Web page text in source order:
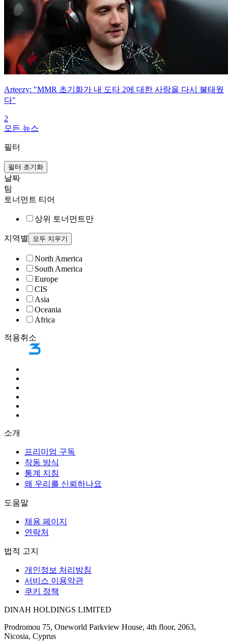
Arteezy: "MMR 초기화가 내 도타 2에 대한 사랑을 다시 불태웠
다"
2
모든 뉴스
필터
필터 초기화
날짜
팀
토너먼트 티어
상위 토너먼트만
지역별 모두 지우기
North America
South America
Europe
CIS
Asia
Oceania
Africa
적용취소
소개
프리미엄 구독
작동 방식
통계 지침
왜 우리를 신뢰하나요
도움말
채용 페이지
연락처
법적 고지
개인정보 처리방침
서비스 이용약관
쿠키 정책
DINAH HOLDINGS LIMITED
Prodromou 75, Oneworld Parkview House, 4th floor, 2063,
Nicosia, Cyprus